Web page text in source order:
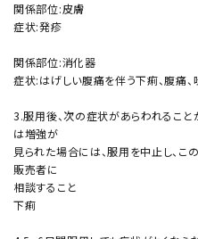
関係部位:皮膚
症状:発疹
関係部位:消化器
症状:はげしい腹痛を伴う下痢、腹痛、
3.服用後、次の症状があらわれるこ
は増強が
見られた場合には、服用を中止し、
販売者に
相談すること
下痢